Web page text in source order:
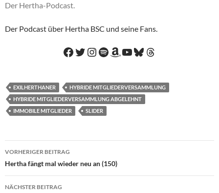
Der Hertha-Podcast.
Der Podcast über Hertha BSC und seine Fans.
Facebook
Twitter
Instagram
Spotify
Amazon
YouTube
Bluesky
Threads
EXILHERTHANER
HYBRIDE MITGLIEDERVERSAMMLUNG
HYBRIDE MITGLIEDERVERSAMMLUNG ABGELEHNT
IMMOBILE MITGLIEDER
SLIDER
Beitragsnavigation
VORHERIGER BEITRAG
Hertha fängt mal wieder neu an (150)
NÄCHSTER BEITRAG